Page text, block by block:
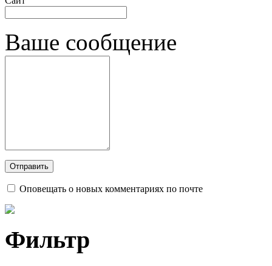
Ваше сообщение
Оповещать о новых комментариях по почте
Фильтр